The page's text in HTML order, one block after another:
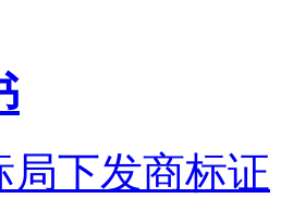
局下发商标证